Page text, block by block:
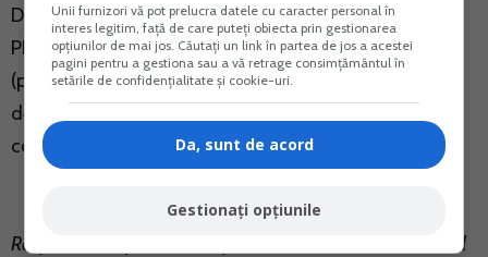
Daca indepliniti 4 dintre criterii, factura primita de la
PFA se inregistreaza pe cheltuieli si nu se fac retineri
(pfa tine evidenta contabila proprie, isi calculeaza, isi
declara si isi plateste singur impozitele). Nota
contabila va fi: 628 = 401
Raspuns oferit pentru
de Daniel
Unii furnizori vă pot prelucra datele cu caracter personal în
interes legitim, față de care puteți obiecta prin gestionarea
opțiunilor de mai jos. Căutați un link în partea de jos a acestei
pagini pentru a gestiona sau a vă retrage consimțământul în
setările de confidențialitate și cookie-uri.
Da, sunt de acord
Gestionați opțiunile